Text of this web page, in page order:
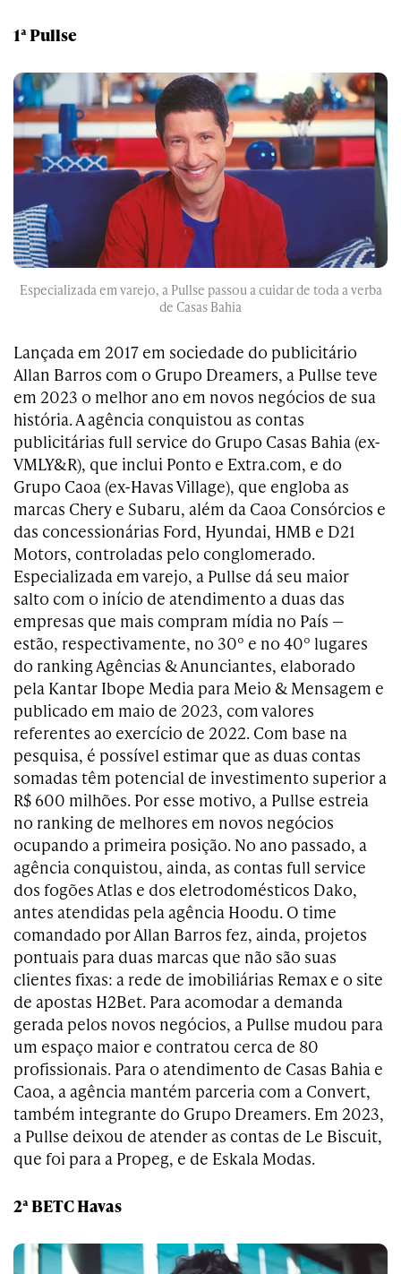
1ª Pullse
Especializada em varejo, a Pullse passou a cuidar de toda a verba
de Casas Bahia
Lançada em 2017 em sociedade do publicitário
Allan Barros com o Grupo Dreamers, a Pullse teve
em 2023 o melhor ano em novos negócios de sua
história. A agência conquistou as contas
publicitárias full service do Grupo Casas Bahia (ex-
VMLY&R), que inclui Ponto e Extra.com, e do
Grupo Caoa (ex-Havas Village), que engloba as
marcas Chery e Subaru, além da Caoa Consórcios e
das concessionárias Ford, Hyundai, HMB e D21
Motors, controladas pelo conglomerado.
Especializada em varejo, a Pullse dá seu maior
salto com o início de atendimento a duas das
empresas que mais compram mídia no País —
estão, respectivamente, no 30º e no 40º lugares
do ranking Agências & Anunciantes, elaborado
pela Kantar Ibope Media para Meio & Mensagem e
publicado em maio de 2023, com valores
referentes ao exercício de 2022. Com base na
pesquisa, é possível estimar que as duas contas
somadas têm potencial de investimento superior a
R$ 600 milhões. Por esse motivo, a Pullse estreia
no ranking de melhores em novos negócios
ocupando a primeira posição. No ano passado, a
agência conquistou, ainda, as contas full service
dos fogões Atlas e dos eletrodomésticos Dako,
antes atendidas pela agência Hoodu. O time
comandado por Allan Barros fez, ainda, projetos
pontuais para duas marcas que não são suas
clientes fixas: a rede de imobiliárias Remax e o site
de apostas H2Bet. Para acomodar a demanda
gerada pelos novos negócios, a Pullse mudou para
um espaço maior e contratou cerca de 80
profissionais. Para o atendimento de Casas Bahia e
Caoa, a agência mantém parceria com a Convert,
também integrante do Grupo Dreamers. Em 2023,
a Pullse deixou de atender as contas de Le Biscuit,
que foi para a Propeg, e de Eskala Modas.
2ª BETC Havas